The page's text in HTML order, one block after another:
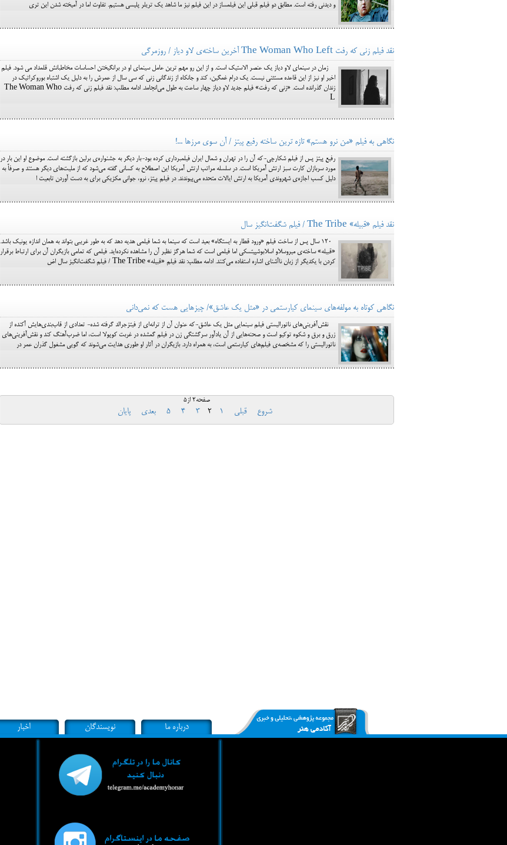
و دیدنی رفته است. مطابق دو فیلم قبلی این فیلمساز در این فیلم نیز ما شاهد یک تریلر پلیسی هستیم. تفاوت اما در آمیخته شدن این تری
نقد فیلم زنی که رفت The Woman Who Left آخرین ساخته‌ی لاو دیاز / روزمرگی
زمان در سینمای لاو دیاز یک عنصر الاستیک است. و از این رو مهم ترین عامل سینمای او در برانگیختن احساسات مخاطبانش قلمداد می شود. فیلم
اخیر او نیز از این قاعده مستثنی نیست. یک درام غمگین، کند و جانکاه از زندگانی زنی که سی سال از عمرش را به دلیل یک اشتباه بوروکراتیک در
زندان گذرانده است. «زنی که رفت» فیلم جدید لاو دیاز چهار ساعت به طول می‌انجامد. ادامه مطلب: نقد فیلم زنی که رفت The Woman Who
L
نگاهی به فیلم «من نرو هستم» تازه ترین ساخته رفیع پیتز / آن سوی مرزها ...!
رفیع پیتز پس از فیلم شکارچی-که آن را در تهران و شمال ایران فیلمبرداری کرده بود-بار دیگر به جشنواره‌ی برلین بازگشته است. موضوع او این بار در
مورد سربازان کارت سبز ارتش آمریکا است. در سلسله مراتب ارتش آمریکا این اصطلاح به کسانی گفته می‌شود که از ملیت‌های دیگر هستند و صرفاً به
دلیل کسب اجازه‌ی شهروندی آمریکا به ارتش ایالات متحده می‌پیوندند. در فیلم پیتز، نرو، جوانی مکزیکی برای به دست آوردن تابعیت ا
نقد فیلم «قبیله» The Tribe / فیلم شگفت‌انگیز سال
120 سال پس از ساخت فیلم «ورود قطار به ایستگاه» بعید است که سینما به شما فیلمی هدیه دهد که به طور غریبی بتواند به همان اندازه یونیک باشد.
«قبیله» ساخته‌ی میروسلاو اسلابوشپیتسکی اما فیلمی است که شما هرگز نظیر آن را مشاهده نکرده‌اید. فیلمی که تمامی بازیگران آن برای ارتباط برقرار
کردن با یکدیگر از زبان ناآشنای اشاره استفاده می‌کنند. ادامه مطلب: نقد فیلم «قبیله» The Tribe / فیلم شگفت‌انگیز سال اض
نگاهی کوتاه به مولفه‌های سینمای کیارستمی در «مثل یک عاشق»/ چیزهایی هست که نمی‌دانی
نقش‌آفرینی‌های ناتورالیستی فیلم سینمایی مثل یک عاشق-که عنوان آن از ترانه‌ای از فیتزجرالد گرفته شده- تعدادی از قاب‌بندی‌هایش آکنده از
زرق و برق و شکوه توکیو است و صحنه‌هایی از آن یادآور سرگشتگی زن در فیلم گمشده در غربت کوپولا است، اما ضرب‌آهنگ کند و نقش‌آفرینی‌های
ناتورالیستی را که مشخصه‌ی فیلم‌های کیارستمی است، به همراه دارد. بازیگران در آثار او طوری هدایت می‌شوند که گویی مشغول گذران عمر در
صفحه2 از5
شروع قبلی 1
2
3
4
5 بعدی پایان
درباره ما نویسندگان اخبار